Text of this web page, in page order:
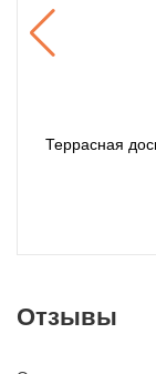
Террасная
Отзывы